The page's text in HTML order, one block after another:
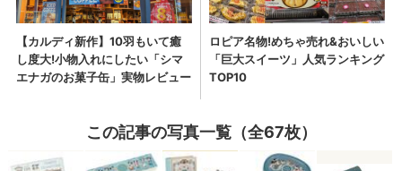
この記事の写真一覧（全67枚）